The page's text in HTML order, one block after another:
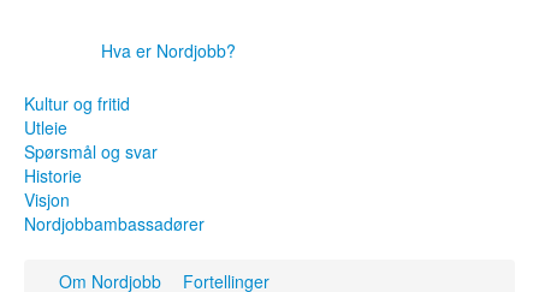
Søk jobb
Om Nordjobb
Aktuelt
Kontakt
Hva er Nordjobb?
Kultur og fritid
Utleie
Spørsmål og svar
Historie
Visjon
Nordjobbambassadører
Om Nordjobb Fortellinger